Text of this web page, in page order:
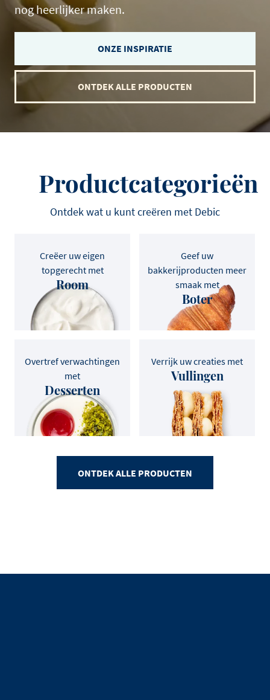
nog heerlijker maken.
ONZE INSPIRATIE
ONTDEK ALLE PRODUCTEN
Productcategorieën
Ontdek wat u kunt creëren met Debic
Creëer uw eigen
topgerecht met
Room
Geef uw
bakkerijproducten meer
smaak met
Boter
Overtref verwachtingen
met
Desserten
Verrijk uw creaties met
Vullingen
ONTDEK ALLE PRODUCTEN